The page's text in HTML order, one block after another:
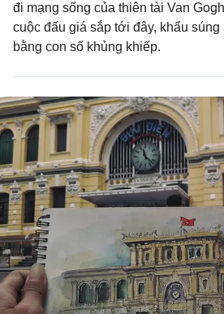
đi mạng sống của thiên tài Van
cuộc đấu giá sắp tới đây, khẩu
bằng con số khủng khiếp.